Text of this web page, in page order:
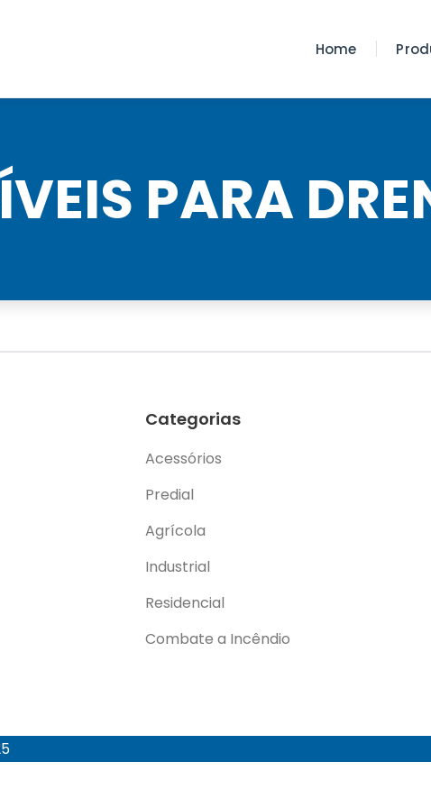
Home
PARA
Categorias
Acessórios
Predial
Agrícola
Industrial
Residencial
Combate a Incêndio